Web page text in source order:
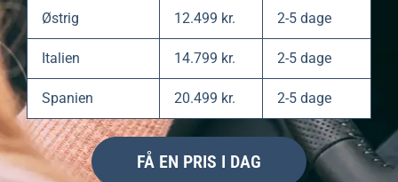
Østrig 12.499 kr. 2-5 dage
Italien 14.799 kr. 2-5 dage
Spanien 20.499 kr. 2-5 dage
FÅ EN PRIS I DAG